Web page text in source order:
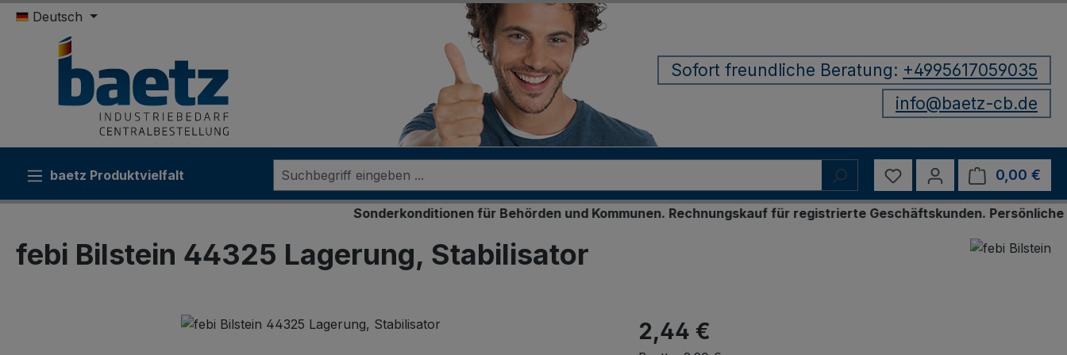
Hauptinhalt springen
Zur Suche springen
Zur Hauptnavigation springen
Deutsch
Sofort freundliche Beratung: +4995617059035
info@baetz-cb.de
baetz Produktvielfalt Du hast 0 Produkte auf
0,00 €
Sonderkonditionen für Behörden und Kommunen. Rechnungskauf für registrierte Geschäftskunden. Persönliche
febi Bilstein 44325 Lagerung, Stabilisator
2,44 €